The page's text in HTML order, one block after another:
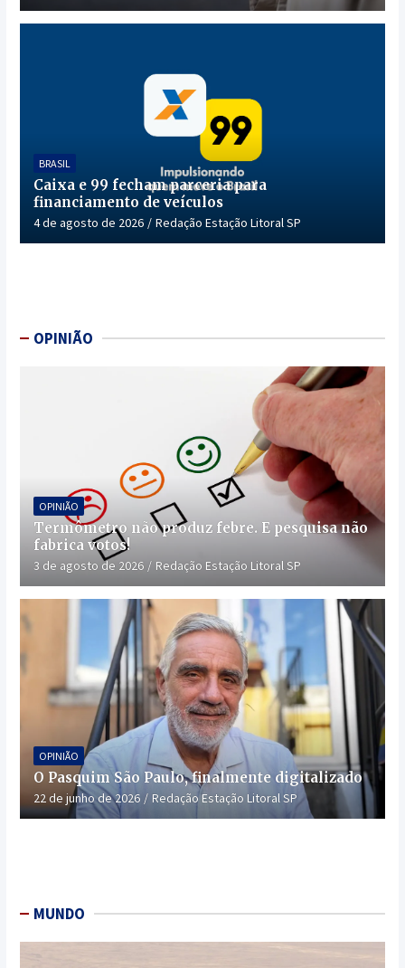
BRASIL
Caixa e 99 fecham parceria para
financiamento de veículos
4 de agosto de 2026 Redação Estação Litoral SP
OPINIÃO
OPINIÃO
Termômetro não produz febre. E pesquisa não
fabrica votos!
3 de agosto de 2026 Redação Estação Litoral SP
OPINIÃO
O Pasquim São Paulo, finalmente digitalizado
22 de junho de 2026 Redação Estação Litoral SP
MUNDO